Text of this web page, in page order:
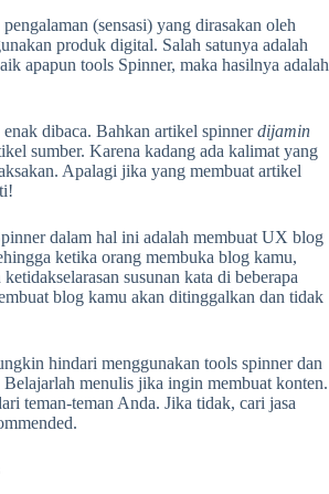
(sensasi) yang dirasakan oleh
produk digital. Salah satunya adalah
apapun tools Spinner, maka hasilnya adalah
dibaca. Bahkan artikel spinnerdijamin
sumber. Karena kadang ada kalimat yang
Apalagi jika yang membuat artikel
dalam hal ini adalah membuat UX blog
ketika orang membuka blog kamu,
susunan kata di beberapa
blog kamu akan ditinggalkan dan tidak
hindari menggunakan tools spinner dan
menulis jika ingin membuat konten.
teman-teman Anda. Jika tidak, cari jasa